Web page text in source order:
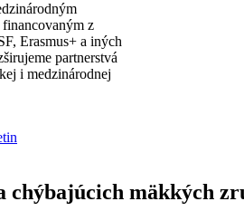
z
Erasmus+ a iných
partnerstvá
i medzinárodnej
chýbajúcich mäkkých